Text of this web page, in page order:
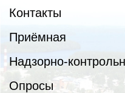
Контакты
Приёмная
Надзорно-
Опросы